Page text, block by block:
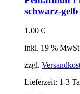
schwarz-gelb
1,00 €
inkl. 19 %
zzgl.
Lieferzeit: 1-3